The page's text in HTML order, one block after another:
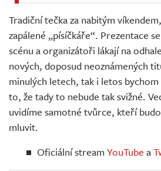
Tradiční tečka za nabitým
zapálené „písíčkáře“. Prezentace
scénu a organizátoři lákají na
nových, doposud neoznámených
minulých letech, tak i letos
to, že tady to nebude tak svižné.
uvidíme samotné tvůrce, kteří
mluvit.
Oficiální stream YouTube a